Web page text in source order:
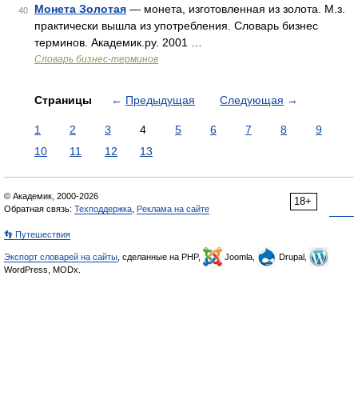
40 Монета Золотая — монета, изготовленная из золота. М.з.
практически вышла из употребления. Словарь бизнес
терминов. Академик.ру. 2001 …
Словарь бизнес-терминов
Страницы ← Предыдущая Следующая →
1 2 3 4 5 6 7 8
9
10
11 12 13
18+
© Академик, 2000-2026
Обратная связь: Техподдержка Реклама на сайте
👣 Путешествия
Экспорт словарей на сайты , сделанные на PHP, Joomla,
Drupal,
WordPress, MODx.